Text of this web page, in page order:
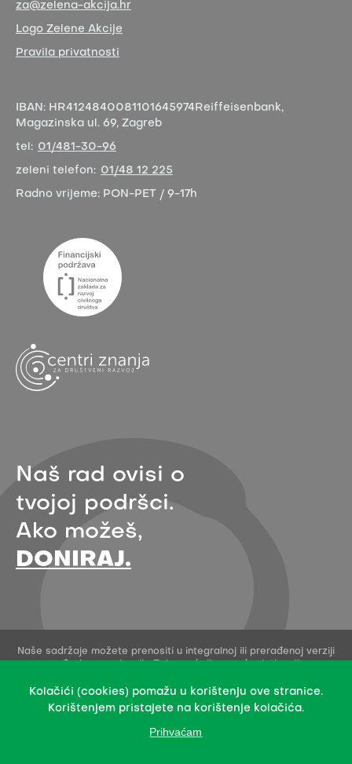
za@zelena-akcija.hr
Logo Zelene Akcije
Pravila privatnosti
IBAN: HR4124840081101645974 Reiffeisenbank,
Magazinska ul. 69, Zagreb
tel: 01/481-30-96
zeleni telefon: 01/48 12 225
Radno vrijeme: PON-PET / 9-17h
Naš rad ovisi o
tvojoj podršci.
Ako možeš,
DONIRAJ.
Naše sadržaje možete prenositi u integralnoj ili prerađenoj verziji
Ovo dopuštenje se ne odnosi na stock fotografije i embedane
sadržaje drugih stvaratelja.
Design & development: Slobodna domena Zadruga za otvoreni
Kolačići (cookies) pomažu u korištenju ove stranice.
Korištenjem pristajete na korištenje kolačića.
Prihvaćam